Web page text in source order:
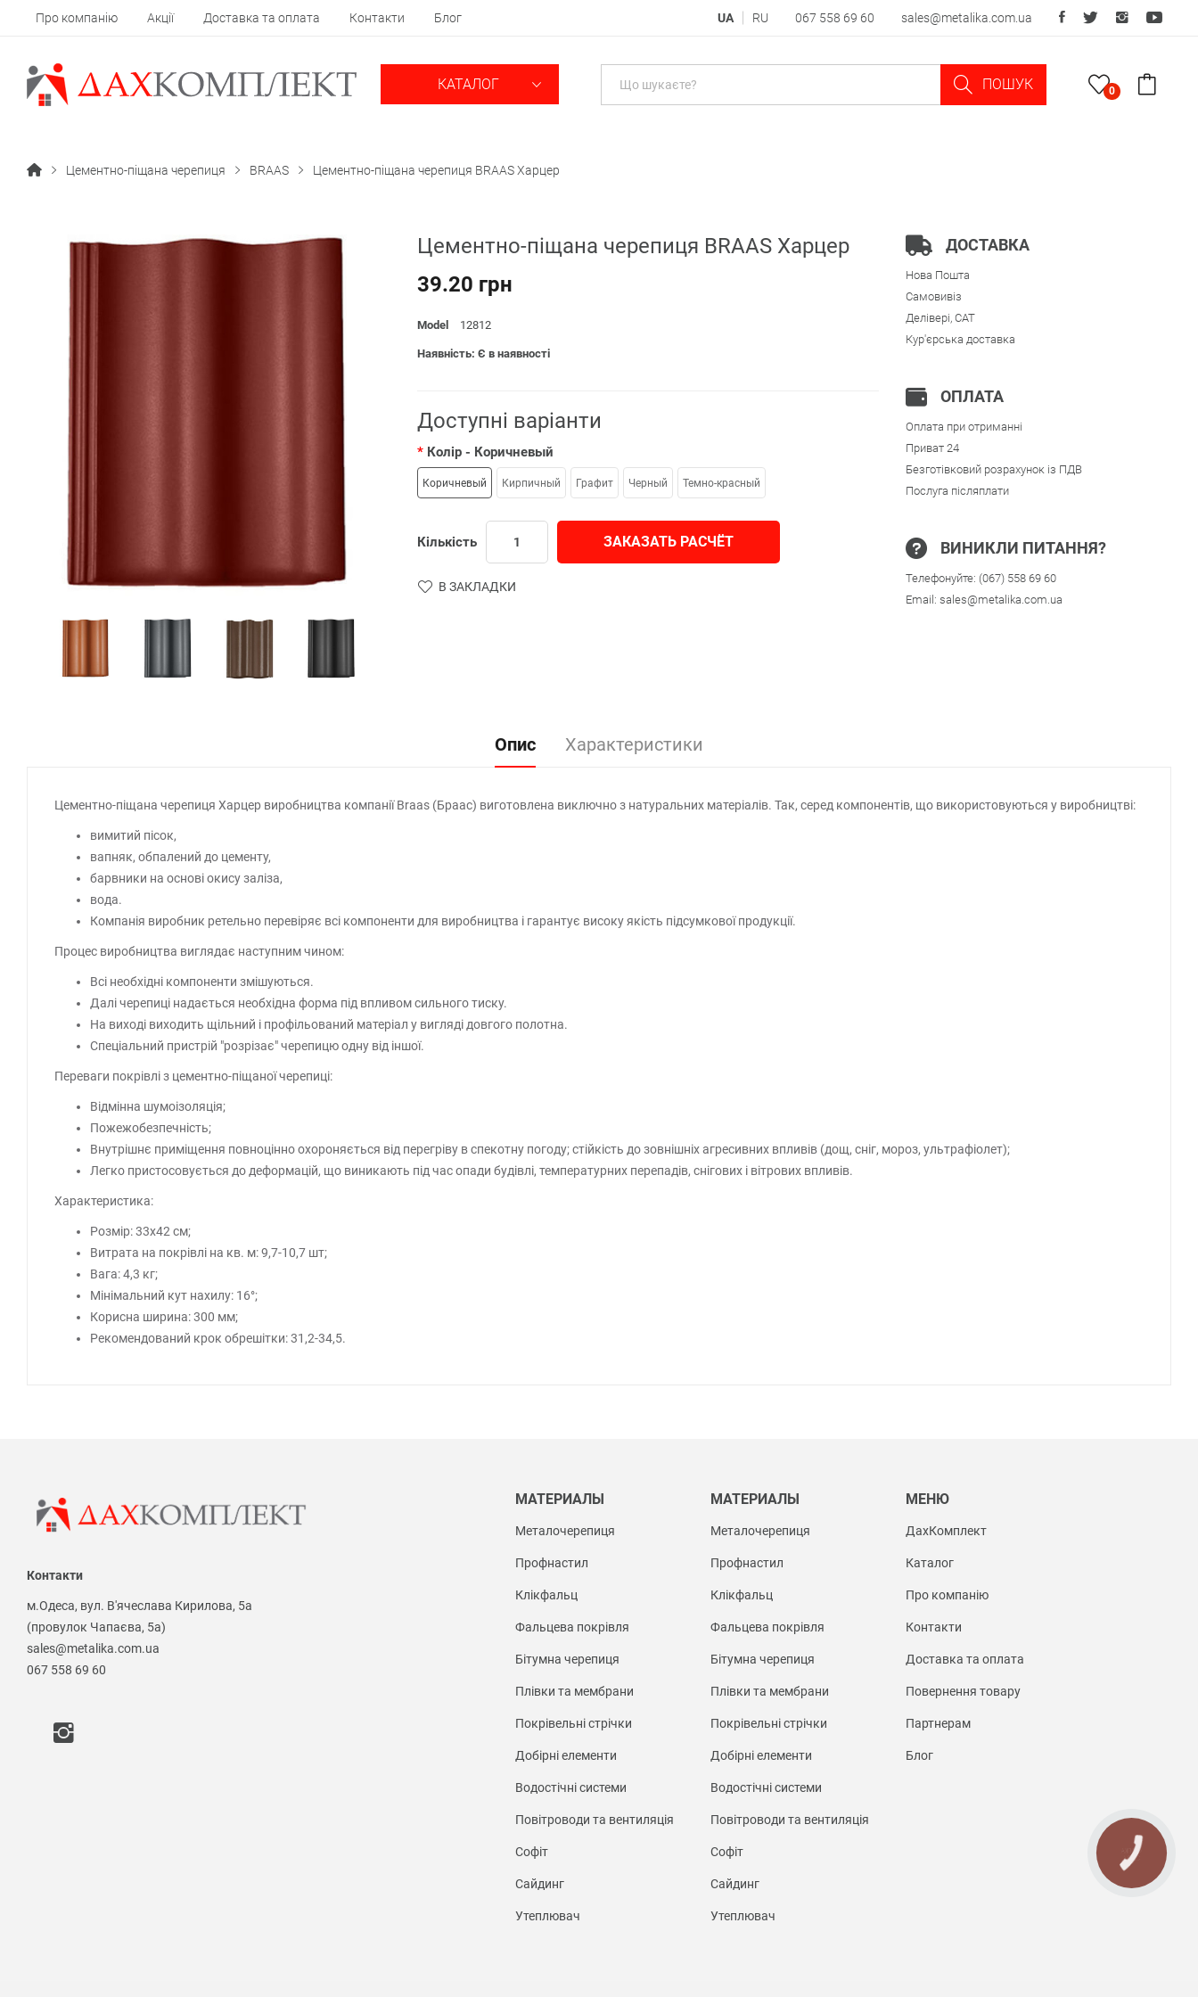
Про компанію Акції Доставка та оплата Контакти Блог UA RU 067 558 69 60 sales@metalika.com.ua
КАТАЛОГ ПОШУК 0
Цементно-піщана черепиця BRAAS Цементно-піщана черепиця BRAAS Харцер
Цементно-піщана черепиця BRAAS Харцер
39.20 грн
Model 12812
Наявність: Є в наявності
Доступні варіанти
Колір - Коричневый
Коричневый Кирпичный Графит Черный Темно-красный
Кількість ЗАКАЗАТЬ РАСЧЁТ
В ЗАКЛАДКИ
ДОСТАВКА
Нова Пошта
Самовивіз
Делівері, CAT
Кур'єрська доставка
ОПЛАТА
Оплата при отриманні
Приват 24
Безготівковий розрахунок із ПДВ
Послуга післяплати
ВИНИКЛИ ПИТАННЯ?
Телефонуйте: (067) 558 69 60
Email: sales@metalika.com.ua
Опис Характеристики
Цементно-піщана черепиця Харцер виробництва компанії Braas (Браас) виготовлена виключно з натуральних матеріалів. Так, серед компонентів, що використовуються у виробництві:
вимитий пісок,
вапняк, обпалений до цементу,
барвники на основі окису заліза,
вода.
Компанія виробник ретельно перевіряє всі компоненти для виробництва і гарантує високу якість підсумкової продукції.
Процес виробництва виглядає наступним чином:
Всі необхідні компоненти змішуються.
Далі черепиці надається необхідна форма під впливом сильного тиску.
На виході виходить щільний і профільований матеріал у вигляді довгого полотна.
Спеціальний пристрій "розрізає" черепицю одну від іншої.
Переваги покрівлі з цементно-піщаної черепиці:
Відмінна шумоізоляція;
Пожежобезпечність;
Внутрішнє приміщення повноцінно охороняється від перегріву в спекотну погоду; стійкість до зовнішніх агресивних впливів (дощ, сніг, мороз, ультрафіолет);
Легко пристосовується до деформацій, що виникають під час опади будівлі, температурних перепадів, снігових і вітрових впливів.
Характеристика:
Розмір: 33x42 см;
Витрата на покрівлі на кв. м: 9,7-10,7 шт;
Вага: 4,3 кг;
Мінімальний кут нахилу: 16°;
Корисна ширина: 300 мм;
Рекомендований крок обрешітки: 31,2-34,5.
Контакти
м.Одеса, вул. В'ячеслава Кирилова, 5а
(провулок Чапаєва, 5а)
sales@metalika.com.ua
067 558 69 60
МАТЕРИАЛЫ
Металочерепиця
Профнастил
Клікфальц
Фальцева покрівля
Бітумна черепиця
Плівки та мембрани
Покрівельні стрічки
Добірні елементи
Водостічні системи
Повітроводи та вентиляція
Софіт
Сайдинг
Утеплювач
МАТЕРИАЛЫ
Металочерепиця
Профнастил
Клікфальц
Фальцева покрівля
Бітумна черепиця
Плівки та мембрани
Покрівельні стрічки
Добірні елементи
Водостічні системи
Повітроводи та вентиляція
Софіт
Сайдинг
Утеплювач
МЕНЮ
ДахКомплект
Каталог
Про компанію
Контакти
Доставка та оплата
Повернення товару
Партнерам
Блог
КНОПКА
СВЯЗИ